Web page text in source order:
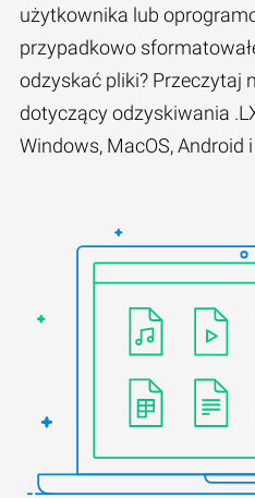
użytkownika lub
przypadkowo
odzyskać pliki? Przeczytaj
dotyczący odzyskiwania
Windows, MacOS, Android